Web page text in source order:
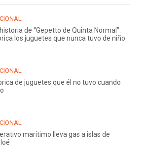
historia de “Gepetto de Quinta Normal”:
los juguetes que nunca tuvo de niño
de juguetes que él no tuvo cuando
marítimo lleva gas a islas de